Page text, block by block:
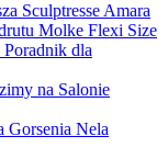
Sculptresse Amara
Molke Flexi Size
dla
na Salonie
Gorsenia Nela